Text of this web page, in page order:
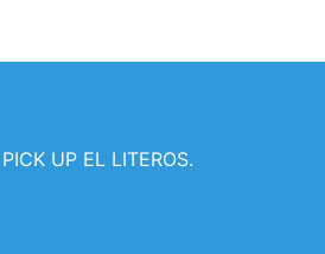
UP EL LITEROS.